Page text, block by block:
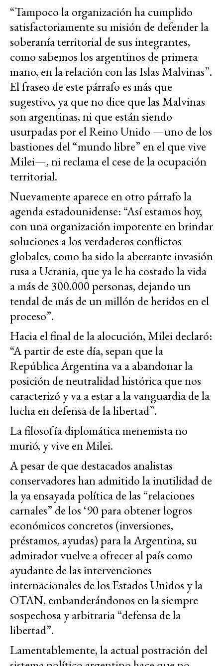
“Tampoco la organización ha cumplido
satisfactoriamente su misión de defender la
soberanía territorial de sus integrantes,
como sabemos los argentinos de primera
mano, en la relación con las Islas Malvinas”.
El fraseo de este párrafo es más que
sugestivo, ya que no dice que las Malvinas
son argentinas, ni que están siendo
usurpadas por el Reino Unido —uno de los
bastiones del “mundo libre” en el que vive
Milei—, ni reclama el cese de la ocupación
territorial.
Nuevamente aparece en otro párrafo la
agenda estadounidense: “Así estamos hoy,
con una organización impotente en brindar
soluciones a los verdaderos conflictos
globales, como ha sido la aberrante invasión
rusa a Ucrania, que ya le ha costado la vida
a más de 300.000 personas, dejando un
tendal de más de un millón de heridos en el
proceso”.
Hacia el final de la alocución, Milei declaró:
“A partir de este día, sepan que la
República Argentina va a abandonar la
posición de neutralidad histórica que nos
caracterizó y va a estar a la vanguardia de la
lucha en defensa de la libertad”.
La filosofía diplomática menemista no
murió, y vive en Milei.
A pesar de que destacados analistas
conservadores han admitido la inutilidad de
la ya ensayada política de las “relaciones
carnales” de los ‘90 para obtener logros
económicos concretos (inversiones,
préstamos, ayudas) para la Argentina, su
admirador vuelve a ofrecer al país como
ayudante de las intervenciones
internacionales de los Estados Unidos y la
OTAN, embanderándonos en la siempre
sospechosa y arbitraria “defensa de la
libertad”.
Lamentablemente, la actual postración del